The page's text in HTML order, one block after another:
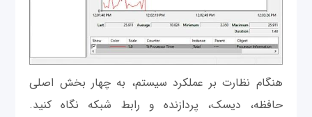
هنگام نظارت بر عملکرد سیستم، به چهار بخش اصلی
حافظه، دیسک، پردازنده و رابط شبکه نگاه کنید.